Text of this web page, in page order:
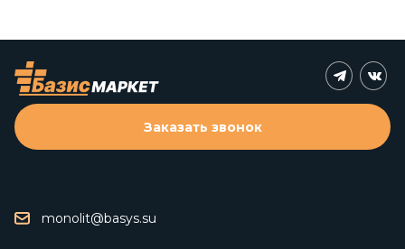
monolit@basys.su
Заказать звонок